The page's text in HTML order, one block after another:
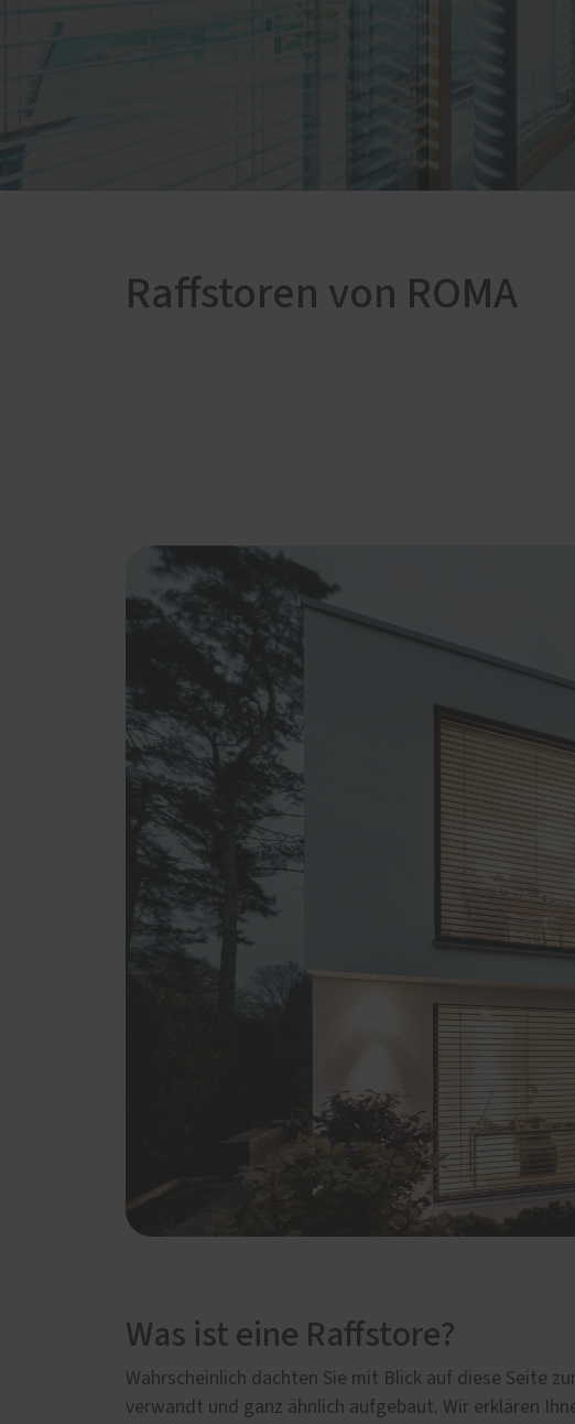
Raffstoren von ROMA
Was ist eine Raffstore?
Wahrscheinlich dachten Sie mit Blick auf diese Seite
verwandt und ganz ähnlich aufgebaut. Wir erklären